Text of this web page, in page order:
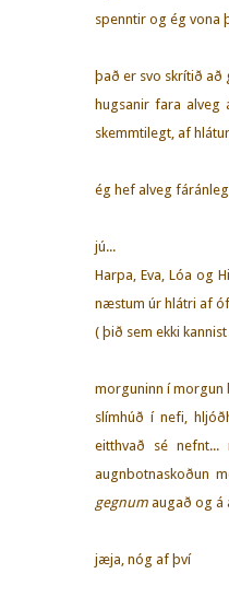
spenntir og ég vona
það er svo skrítið að
hugsanir fara
skemmtilegt, af
ég hef alveg
jú...
Harpa, Eva, Lóa og
næstum úr hlátri af
( þið sem ekki
morguninn í morgun
slímhúð í nefi,
eitthvað sé
augnbotnaskoðun
gegnum augað og á
jæja, nóg af því